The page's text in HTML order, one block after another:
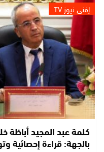
إفني نيوز TV
كلمة عبد المجيد أباظة
بالجهة: قراءة إحصائية